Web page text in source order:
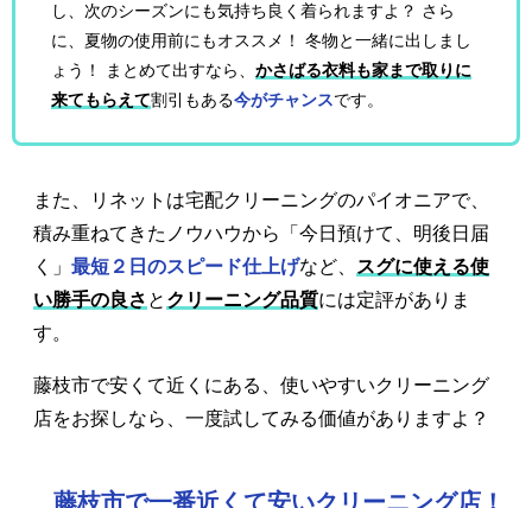
し、次のシーズンにも気持ち良く着られますよ？ さら
に、夏物の使用前にもオススメ！ 冬物と一緒に出しまし
ょう！ まとめて出すなら、かさばる衣料も家まで取りに
来てもらえて割引もある今がチャンスです。
また、リネットは宅配クリーニングのパイオニアで、
積み重ねてきたノウハウから「今日預けて、明後日届
く」 最短２日のスピード仕上げなど、
スグに使える使
い勝手の良さ と クリーニング品質には定評がありま
す。
藤枝市で安くて近くにある、使いやすいクリーニング
店をお探しなら、一度試してみる価値がありますよ？
藤枝市で一番近くて安いクリーニング店！